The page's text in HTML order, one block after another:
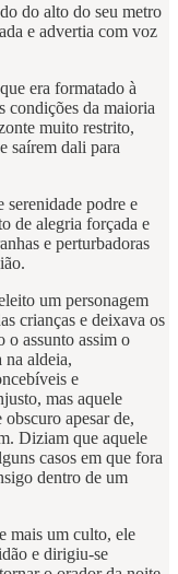
do alto do seu metro
e advertia com voz
era formatado à
condições da maioria
muito restrito,
saírem dali para
serenidade podre e
de alegria forçada e
e perturbadoras
um personagem
crianças e deixava os
o assunto assim o
na aldeia,
e
mas aquele
apesar de,
Diziam que aquele
casos em que fora
dentro de um
mais um culto, ele
e dirigiu-se